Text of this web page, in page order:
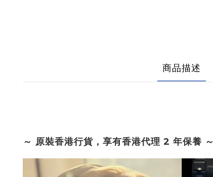
商品描述
～ 原裝香港行貨，享有香港代理 2 年保養 ～